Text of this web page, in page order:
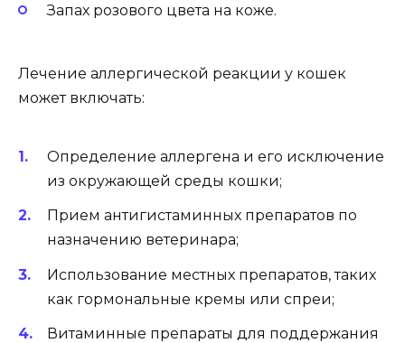
Запах розового цвета на коже.
Лечение аллергической реакции у кошек
может включать:
Определение аллергена и его исключение
из окружающей среды кошки;
Прием антигистаминных препаратов по
назначению ветеринара;
Использование местных препаратов, таких
как гормональные кремы или спреи;
Витаминные препараты для поддержания